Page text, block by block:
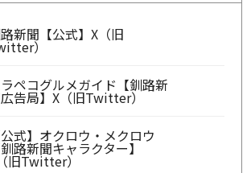
新聞【公式】X（旧
）
ペコグルメガイド【釧路新
告局】X（旧Twitter）
公式】オクロウ・メクロウ
釧路新聞キャラクター】
旧Twitter）